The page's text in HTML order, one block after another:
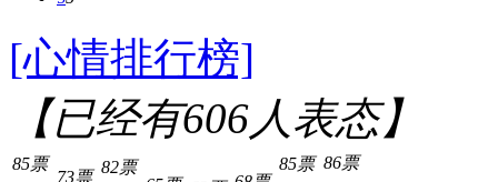
[心情排行榜]
【已经有606人表态】
85票
73票
82票 85票 86票